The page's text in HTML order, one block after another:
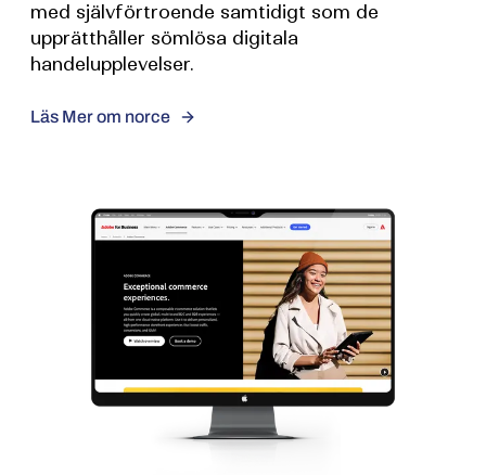
med självförtroende samtidigt som de
upprätthåller sömlösa digitala
handelupplevelser.
Läs Mer om norce